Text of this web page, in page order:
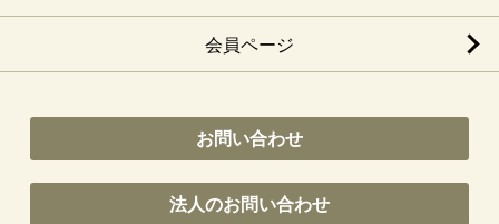
会員ページ
お問い合わせ
法人のお問い合わせ